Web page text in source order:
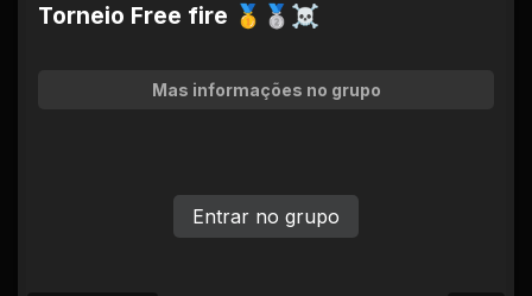
Torneio Free fire 🥇🥈☠
Mas informações no grupo
Entrar no grupo